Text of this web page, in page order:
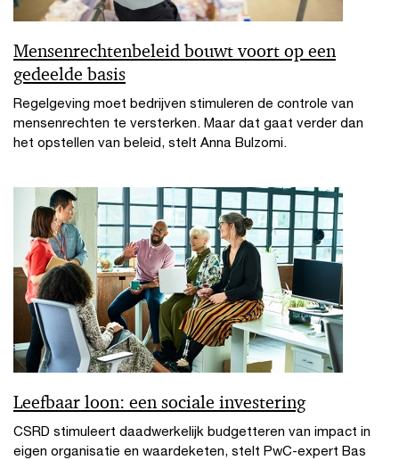
Mensenrechtenbeleid bouwt voort op een
gedeelde basis
Regelgeving moet bedrijven stimuleren de controle van
mensenrechten te versterken. Maar dat gaat verder dan
het opstellen van beleid, stelt Anna Bulzomi.
Leefbaar loon: een sociale investering
CSRD stimuleert daadwerkelijk budgetteren van impact in
eigen organisatie en waardeketen, stelt PwC-expert Bas